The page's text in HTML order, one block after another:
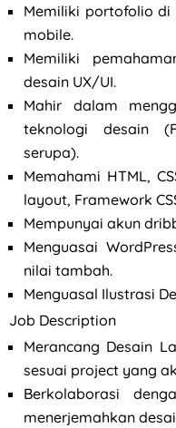
Memiliki portofolio di
mobile.
Memiliki
desain UX/UI.
Mahir dalam
teknologi desain
serupa).
Memahami HTML,
layout, Framework
Mempunyai akun
Menguasai
nilai tambah.
Menguasal Ilustrasi
Job Description
Merancang Desain
sesuai project yang
Berkolaborasi
menerjemahkan